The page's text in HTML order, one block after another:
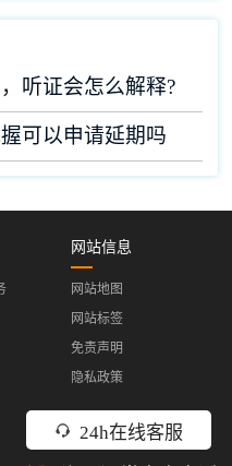
听证会怎么解释?
可以申请延期吗
24h在线客服
网站信息
网站地图
网站标签
免责声明
隐私政策